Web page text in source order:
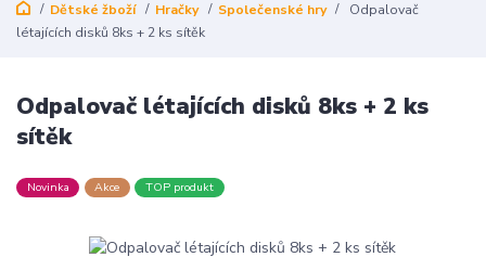
Dětské žboží Hračky Společenské hry
Odpalovač
létajících disků 8ks + 2 ks sítěk
Odpalovač létajících disků 8ks + 2 ks
sítěk
Novinka Akce TOP produkt